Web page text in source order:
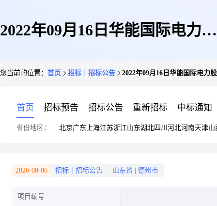
2022年09月16日华能国际电力股
您当前的位置： 首页 招标｜招标公告 2022年09月16日华能国际电力
首页 招标预告 招标公告 重新招标 中标通知
省份地区： 北京广东 上海江苏浙江山东湖北四川 河北河南天津山
2026-08-06 招标｜招标公告 山东省 德州市
项目编号